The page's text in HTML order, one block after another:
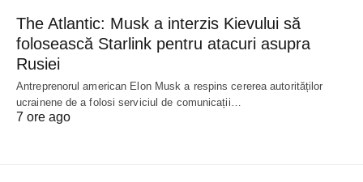
The Atlantic: Musk a interzis Kievului să
folosească Starlink pentru atacuri asupra
Rusiei
Antreprenorul american Elon Musk a respins cererea autorităților
ucrainene de a folosi serviciul de comunicații…
7 ore ago